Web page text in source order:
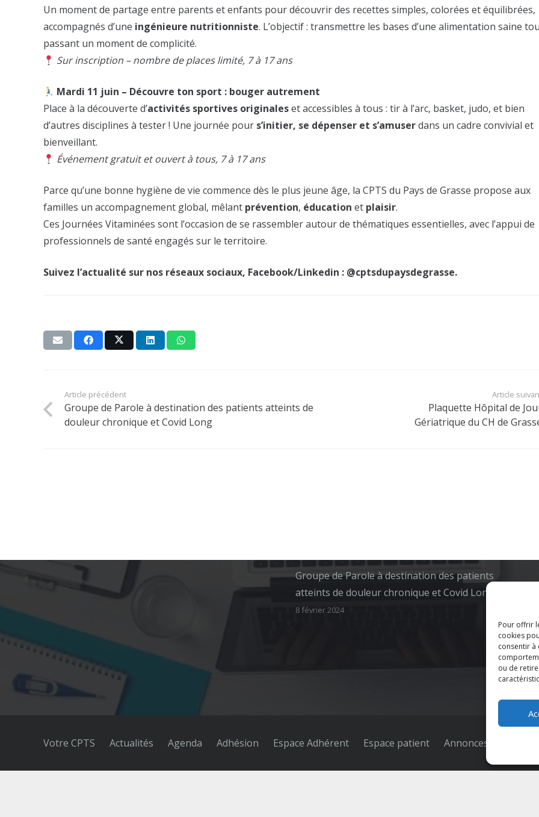
Pour offrir
cookies
consentir à
ou de
Un moment de partage entre parents et enfants pour découvrir des recettes simples, colorées et équilibrées,
accompagnés d’une ingénieure nutritionniste. L’objectif : transmettre les bases d’une alimentation saine
passant un moment de complicité.
Sur inscription – nombre de places limité, 7 à 17 ans
Mardi 11 juin – Découvre ton sport : bouger autrement
Place à la découverte d’activités sportives originaleset accessibles à tous : tir à l’arc, basket, judo, et bien
d’autres disciplines à tester ! Une journée pour s’initier, se dépenser et s’amuserdans un cadre convivial et
bienveillant.
Événement gratuit et ouvert à tous, 7 à 17 ans
Parce qu’une bonne hygiène de vie commence dès le plus jeune âge, la CPTS du Pays de Grasse propose aux
familles un accompagnement global, mêlant prévention, éducation et plaisir.
Ces Journées Vitaminées sont l’occasion de se rassembler autour de thématiques essentielles, avec l’appui de
professionnels de santé engagés sur le territoire.
Suivez l’actualité sur nos réseaux sociaux, Facebook/Linkedin : @cptsdupaysdegrasse.
Article précédent
Groupe de Parole à destination des patients atteints de
douleur chronique et Covid Long
Article
Plaquette Hôpital de
Gériatrique du CH de
Groupe de Parole à destination des patients
atteints de douleur chronique et Covid Long
8 février 2024
Votre CPTS Actualités Agenda Adhésion Espace Adhérent Espace patient Annonces